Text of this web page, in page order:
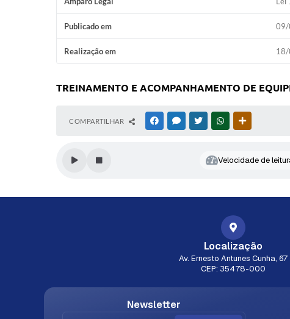
Publicado em 09/
Realização em 18/
TREINAMENTO E ACOMPANHAMENTO DE
COMPARTILHAR FACEBOOKMESSENGER
TWITTERWHATSAPP
Velocidade de
Localização
Av. Ernesto Antunes Cunha, 67
CEP: 35478-000
Newsletter